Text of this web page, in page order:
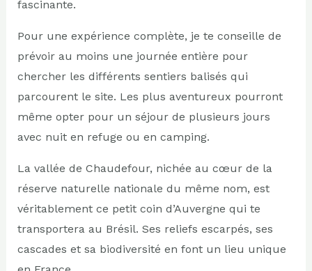
fascinante.
Pour une expérience complète, je te conseille de
prévoir au moins une journée entière pour
chercher les différents sentiers balisés qui
parcourent le site. Les plus aventureux pourront
même opter pour un séjour de plusieurs jours
avec nuit en refuge ou en camping.
La vallée de Chaudefour, nichée au cœur de la
réserve naturelle nationale du même nom, est
véritablement ce petit coin d’Auvergne qui te
transportera au Brésil. Ses reliefs escarpés, ses
cascades et sa biodiversité en font un lieu unique